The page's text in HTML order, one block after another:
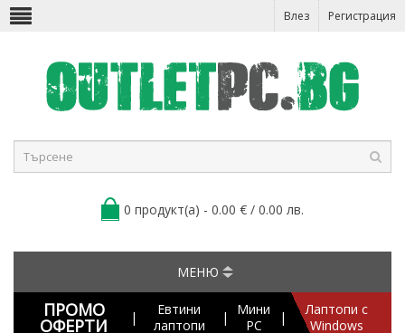
Влез Регистрация
0 продукт(а) - 0.00 € / 0.00 лв.
МЕНЮ
ПРОМО
ОФЕРТИ |
Евтини
лаптопи
|
Мини
PC
|
Лаптопи с
Windows